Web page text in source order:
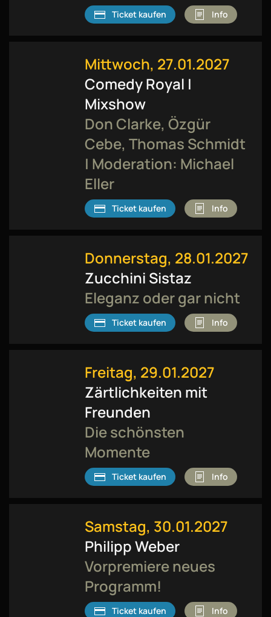
Ticket kaufen Info
Mittwoch, 27.01.2027
Comedy Royal |
Mixshow
Don Clarke, Özgür
Cebe, Thomas Schmidt
| Moderation: Michael
Eller
Ticket kaufen Info
Donnerstag, 28.01.2027
Zucchini Sistaz
Eleganz oder gar nicht
Ticket kaufen Info
Freitag, 29.01.2027
Zärtlichkeiten mit
Freunden
Die schönsten
Momente
Ticket kaufen Info
Samstag, 30.01.2027
Philipp Weber
Vorpremiere neues
Programm!
Ticket kaufen Info